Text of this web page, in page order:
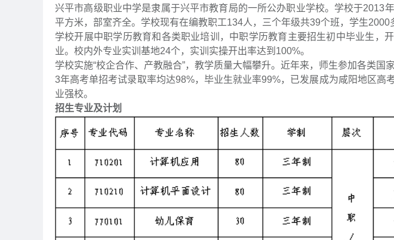
兴平市高级职业中学是隶属于兴平市教育局的一所公办职业学校。学校于2013
平方米，部室齐全。学校现有在编教职工134人，三个年级共39个班，学生2000
学校开展中职学历教育和各类职业培训，中职学历教育主要招生初中毕业生，
业。校内外专业实训基地24个，实训实操开出率达到100%。
学校实施“校企合作、产教融合”，教学质量大幅攀升。近年来，师生参加各类国
3年高考单招考试录取率均达98%，毕业生就业率99%，已发展成为咸阳地区高
业强校。
招生专业及计划